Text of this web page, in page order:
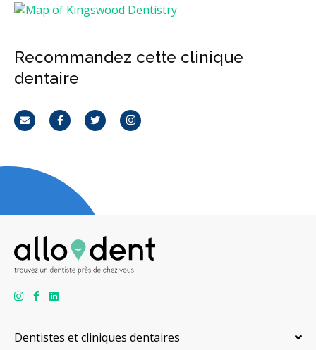
Recommandez cette clinique
dentaire
CourrielFacebookTwitterInstagram
Dentistes et cliniques dentaires